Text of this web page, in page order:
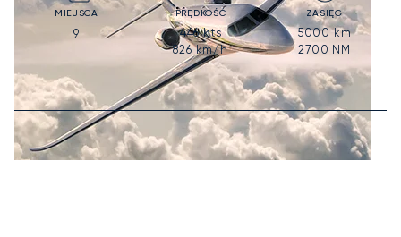
MIEJSCA
9
PRĘDKOŚĆ
446kts
826km/h
ZASIĘG
5000km
2700 NM